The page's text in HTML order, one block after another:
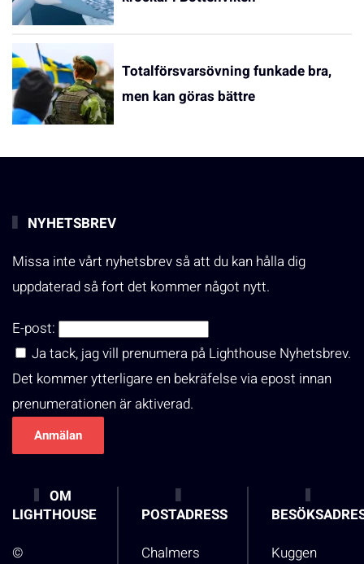
Totalförsvarsövning funkade bra,
men kan göras bättre
NYHETSBREV
Missa inte vårt nyhetsbrev så att du kan hålla dig
uppdaterad så fort det kommer något nytt.
E-post:
Ja tack, jag vill prenumera på Lighthouse Nyhetsbrev.
Det kommer ytterligare en bekräfelse via epost innan
prenumerationen är aktiverad.
OM
LIGHTHOUSE
©
POSTADRESS
Chalmers
Kuggen